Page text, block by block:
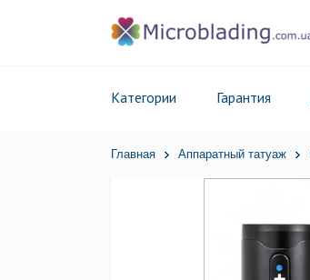
Категории Гарантия
Главная Аппаратный татуаж